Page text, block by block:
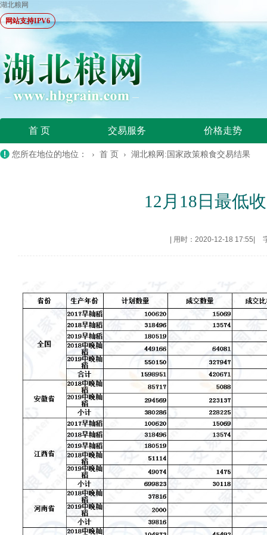
湖北粮网
网站支持IPV6
首 页 交易服务 价格走势
您所在地位的地位： › 首 页 › 湖北粮网:国家政策粮食交易结果
12月18日最低
用时：2020-12-18 17:55